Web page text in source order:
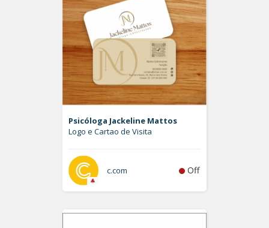
Psicóloga Jackeline Mattos
Logo e Cartao de Visita
c.com Off